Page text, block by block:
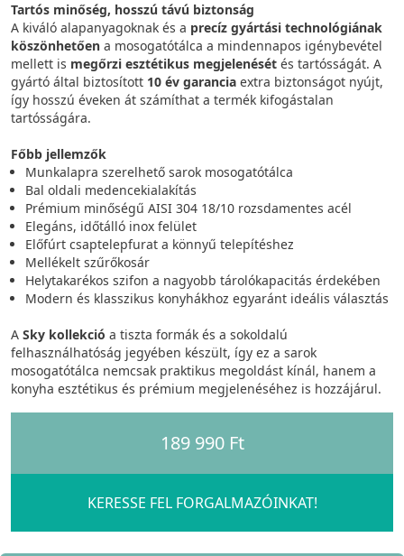
Tartós minőség, hosszú távú biztonság
A kiváló alapanyagoknak és a precíz gyártási technológiának
köszönhetően a mosogatótálca a mindennapos igénybevétel
mellett is megőrzi esztétikus megjelenését és tartósságát. A
gyártó által biztosított 10 év garancia extra biztonságot nyújt,
így hosszú éveken át számíthat a termék kifogástalan
tartósságára.
Főbb jellemzők
Munkalapra szerelhető sarok mosogatótálca
Bal oldali medencekialakítás
Prémium minőségű AISI 304 18/10 rozsdamentes acél
Elegáns, időtálló inox felület
Előfúrt csaptelepfurat a könnyű telepítéshez
Mellékelt szűrőkosár
Helytakarékos szifon a nagyobb tárolókapacitás érdekében
Modern és klasszikus konyhákhoz egyaránt ideális választás
A Sky kollekció a tiszta formák és a sokoldalú
felhasználhatóság jegyében készült, így ez a sarok
mosogatótálca nemcsak praktikus megoldást kínál, hanem a
konyha esztétikus és prémium megjelenéséhez is hozzájárul.
189 990 Ft
KERESSE FEL FORGALMAZÓINKAT!